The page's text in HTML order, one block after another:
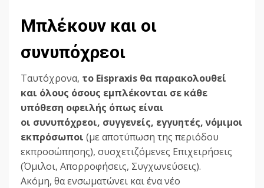
Μπλέκουν και οι
συνυπόχρεοι
Ταυτόχρονα, το Eispraxis θα παρακολουθεί
και όλους όσους εμπλέκονται σε κάθε
υπόθεση οφειλής όπως είναι
οι συνυπόχρεοι, συγγενείς, εγγυητές, νόμιμοι
εκπρόσωποι (με αποτύπωση της περιόδου
εκπροσώπησης), συσχετιζόμενες Επιχειρήσεις
(Όμιλοι, Απορροφήσεις, Συγχωνεύσεις).
Ακόμη, θα ενσωματώνει και ένα νέο